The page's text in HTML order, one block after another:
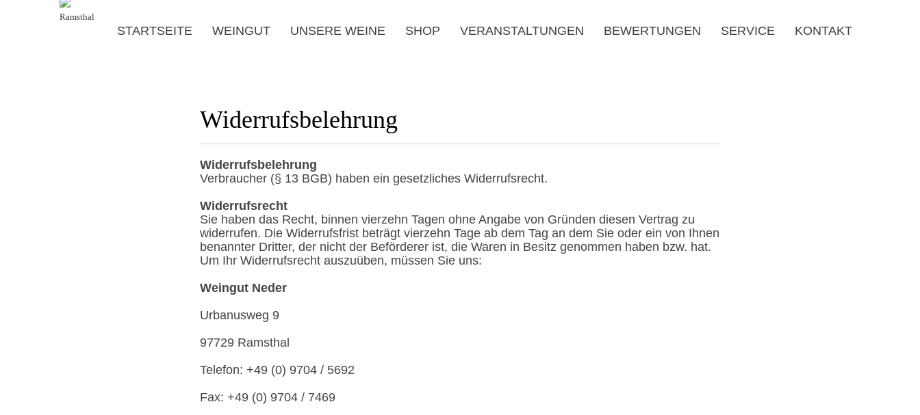
Ramsthal
STARTSEITE WEINGUT UNSERE WEINE SHOP VERANSTALTUNGEN BEWERTUNGEN SERVICE KONTAKT
Widerrufsbelehrung
Widerrufsbelehrung
Verbraucher (§ 13 BGB) haben ein gesetzliches Widerrufsrecht.
Widerrufsrecht
Sie haben das Recht, binnen vierzehn Tagen ohne Angabe von Gründen diesen Vertrag zu
widerrufen. Die Widerrufsfrist beträgt vierzehn Tage ab dem Tag an dem Sie oder ein von Ihnen
benannter Dritter, der nicht der Beförderer ist, die Waren in Besitz genommen haben bzw. hat.
Um Ihr Widerrufsrecht auszuüben, müssen Sie uns:
Weingut Neder
Urbanusweg 9
97729 Ramsthal
Telefon: +49 (0) 9704 / 5692
Fax: +49 (0) 9704 / 7469